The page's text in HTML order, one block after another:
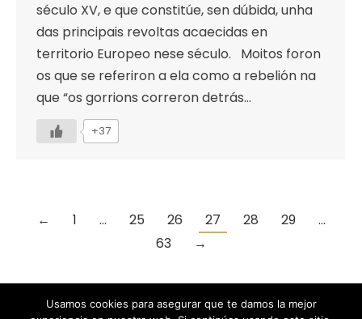
século XV, e que constitúe, sen dúbida, unha
das principais revoltas acaecidas en
territorio Europeo nese século. Moitos foron
os que se referiron a ela como a rebelión na
que “os gorrions correron detrás…
+37
← 1 … 25 26 27 28 29
…
63
→
Usamos cookies para asegurar que te damos la mejor